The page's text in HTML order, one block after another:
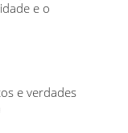
e o
e verdades